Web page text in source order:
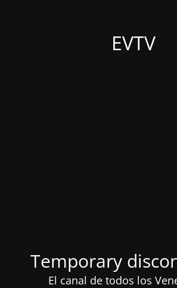
EVTV
Temporary
El canal de todos los